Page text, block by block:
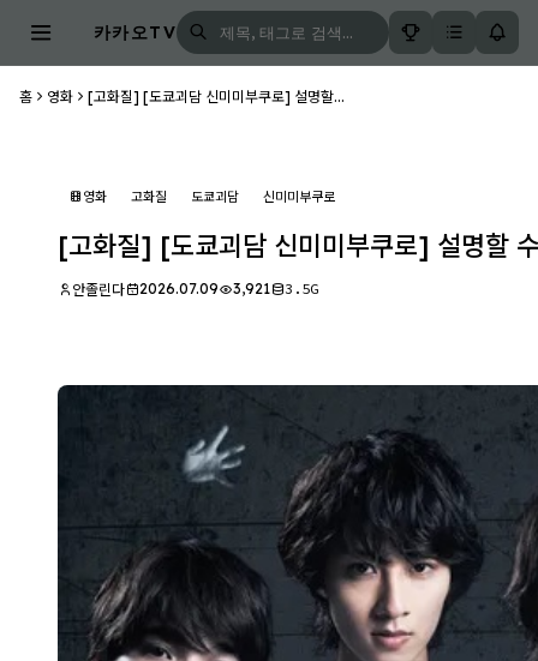
카카오TV
홈 영화 [고화질] [도쿄괴담 신미미부쿠로] 설명할...
영화 고화질 도쿄괴담 신미미부쿠로
[고화질] [도쿄괴담 신미미부쿠로] 설명할
안졸린다 2026.07.09 3,921 3.5G